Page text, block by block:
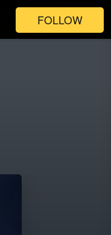
FOLLOW